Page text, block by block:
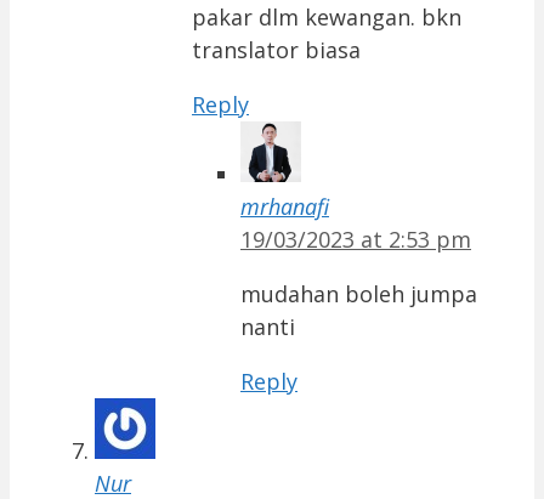
pakar dlm kewangan. bkn
translator biasa
Reply
mrhanafi
19/03/2023 at 2:53 pm
mudahan boleh jumpa
nanti
Reply
Nur